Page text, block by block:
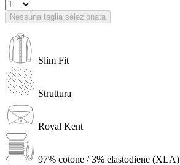
Nessuna taglia selezionata
Slim Fit
Struttura
Royal Kent
97% cotone / 3% elastodiene (XLA)